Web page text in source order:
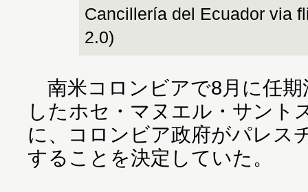
Cancillería del Ecuador via
2.0)
南米コロンビアで8月に任期
したホセ・マヌエル・サント
に、コロンビア政府がパレス
することを決定していた。